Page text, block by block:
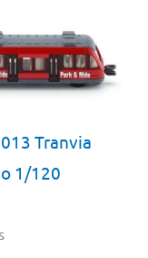
Tranvia
1/120